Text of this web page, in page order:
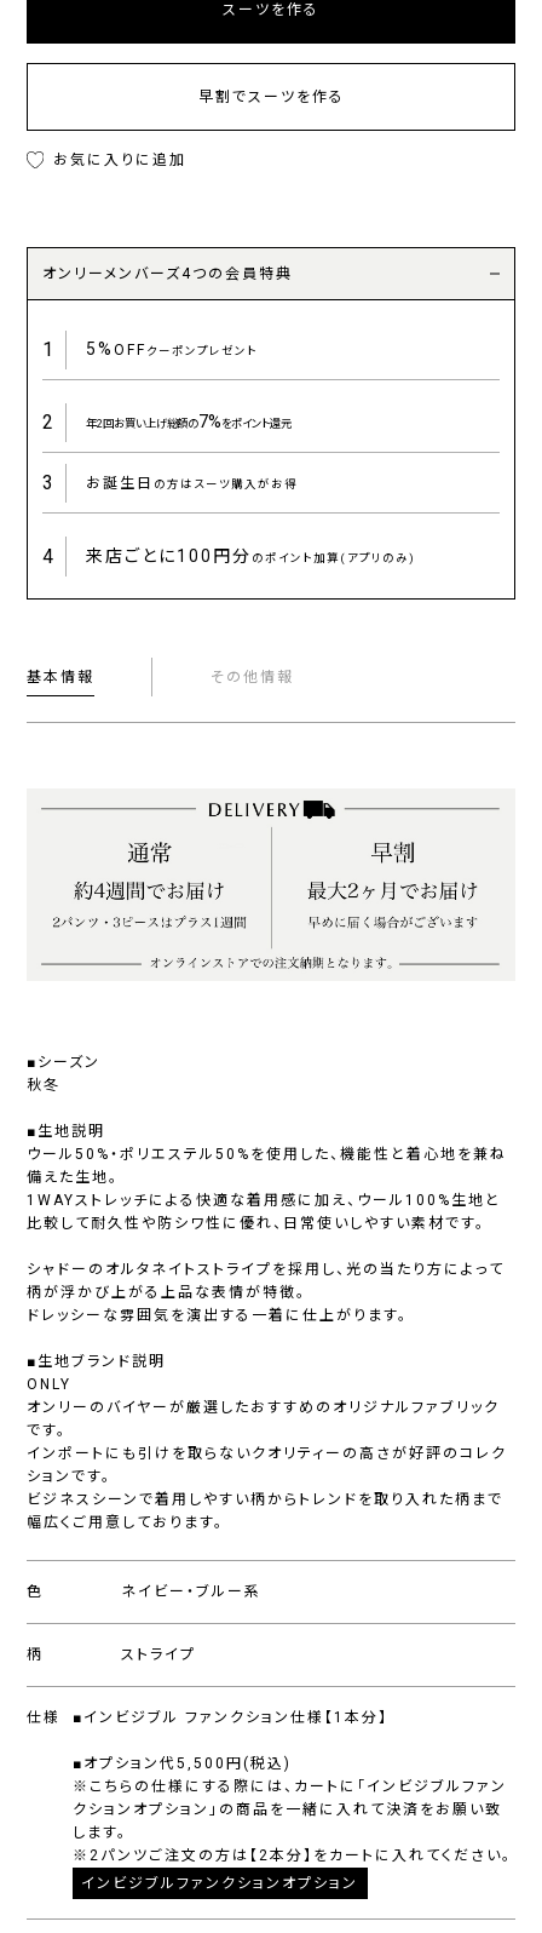
スーツを作る
早割でスーツを作る
お気に入りに追加
オンリーメンバーズ4つの会員特典
1 5%OFFクーポンプレゼント
2 年2回お買い上げ総額の7%をポイント還元
3 お誕生日 の方はスーツ購入がお得
4 来店ごとに100円分 のポイント加算(アプリのみ)
基本情報 その他情報
■シーズン
秋冬
■生地説明
ウール50%・ポリエステル50%を使用した、機能性と着心地を兼ね
備えた生地。
1WAYストレッチによる快適な着用感に加え、ウール100%生地と
比較して耐久性や防シワ性に優れ、日常使いしやすい素材です。
シャドーのオルタネイトストライプを採用し、光の当たり方によって
柄が浮かび上がる上品な表情が特徴。
ドレッシーな雰囲気を演出する一着に仕上がります。
■生地ブランド説明
ONLY
オンリーのバイヤーが厳選したおすすめのオリジナルファブリック
です。
インポートにも引けを取らないクオリティーの高さが好評のコレク
ションです。
ビジネスシーンで着用しやすい柄からトレンドを取り入れた柄まで
幅広くご用意しております。
色 ネイビー・ブルー系
柄 ストライプ
仕様 ■インビジブル ファンクション仕様【1本分】
■オプション代5,500円(税込)
※こちらの仕様にする際には、カートに「インビジブルファン
クションオプション」の商品を一緒に入れて決済をお願い致
します。
※2パンツご注文の方は【2本分】をカートに入れてください。
インビジブルファンクションオプション